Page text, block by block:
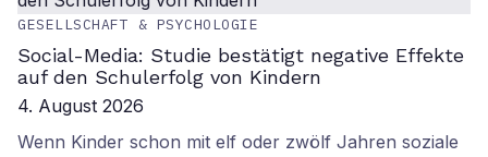
GESELLSCHAFT & PSYCHOLOGIE
Social-Media: Studie bestätigt negative Effekte
auf den Schulerfolg von Kindern
4. August 2026
Wenn Kinder schon mit elf oder zwölf Jahren soziale